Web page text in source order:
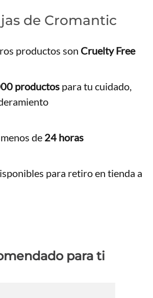
de Cromantic
productos son Cruelty Free
productos para tu cuidado,
de 24 horas
para retiro en tienda a
para ti